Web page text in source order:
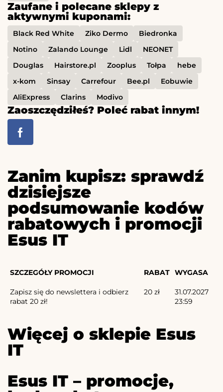
Zaufane i polecane sklepy z
aktywnymi kuponami:
Black Red White Ziko Dermo
Biedronka
Notino
Zalando Lounge Lidl
NEONET
Douglas
Hairstore.pl Zooplus Tołpa
hebe
x-kom
Sinsay Carrefour Bee.pl
Eobuwie
AliExpress
Clarins Modivo
Zaoszczędziłeś? Poleć rabat innym!
Zanim kupisz: sprawdź
dzisiejsze
podsumowanie kodów
rabatowych i promocji
Esus IT
SZCZEGÓŁY PROMOCJI RABAT WYGASA
Zapisz się do newslettera i odbierz
rabat 20 zł!
20 zł
31.07.2027
23:59
Więcej o sklepie Esus
IT
Esus IT – promocje,